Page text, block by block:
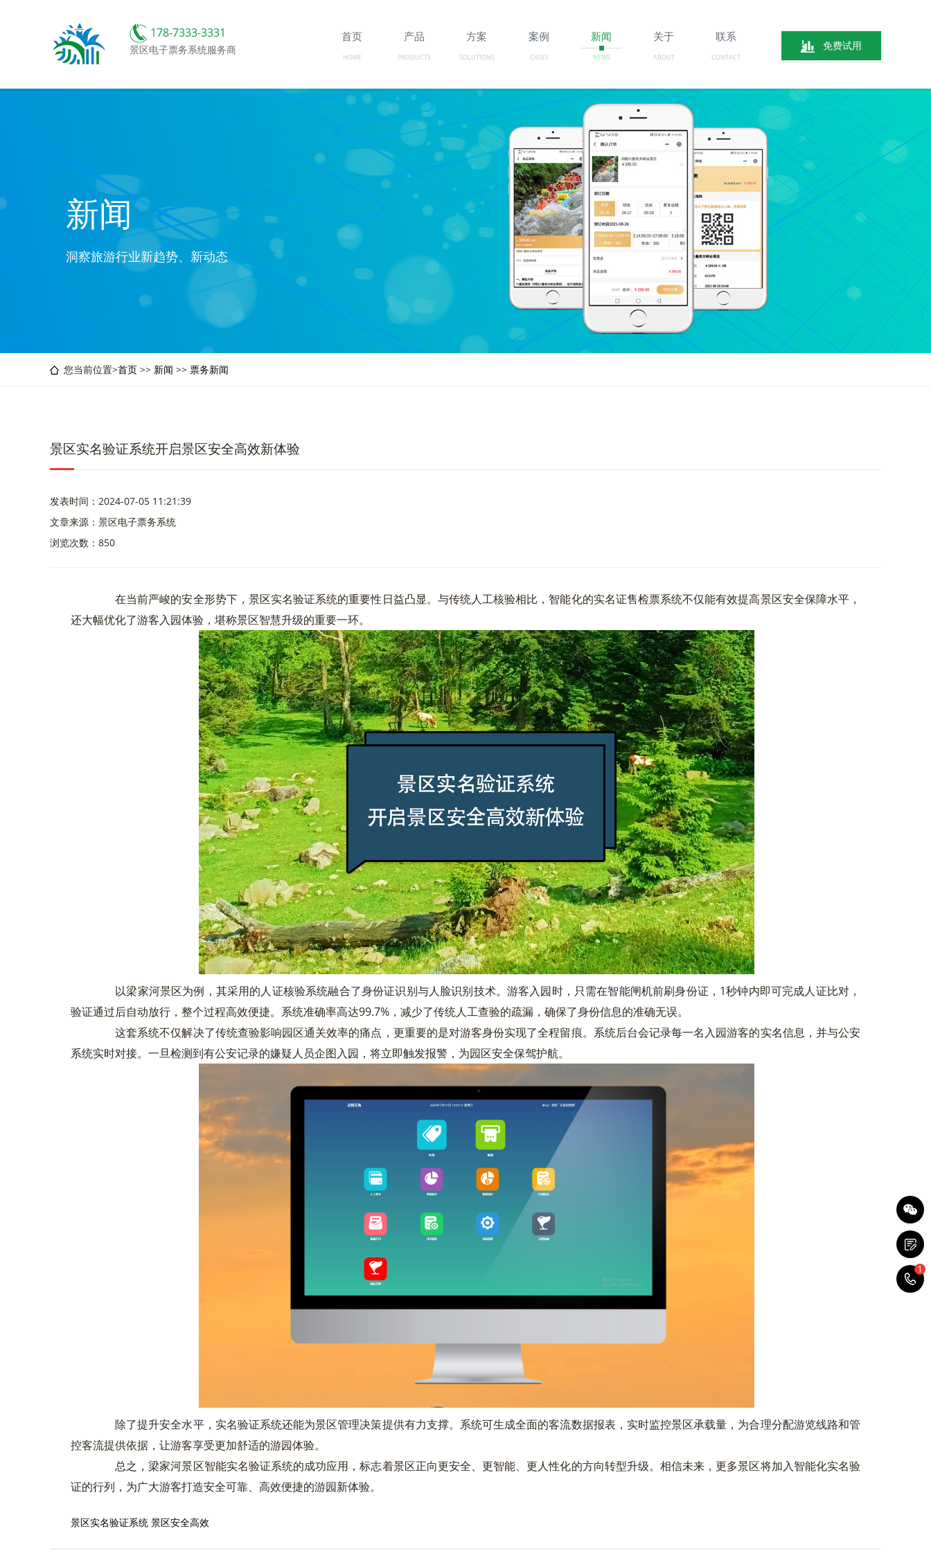
178-7333-3331
景区电子票务系统服务商 免费试用
首页
HOME
产品
PRODUCTS
方案
SOLUTIONS
案例
CASES
新闻
NEWS
关于
ABOUT
联系
CONTACT
新闻
洞察旅游行业新趋势、新动态
您当前位置>首页 >> 新闻 >> 票务新闻
景区实名验证系统开启景区安全高效新体验
发表时间：2024-07-05 11:21:39
文章来源：景区电子票务系统
浏览次数：850
在当前严峻的安全形势下，景区实名验证系统的重要性日益凸显。与传统人工核验相比，智能化的实名证售检票系统不仅能有效提高景区安全保障水平，
还大幅优化了游客入园体验，堪称景区智慧升级的重要一环。
以梁家河景区为例，其采用的人证核验系统融合了身份证识别与人脸识别技术。游客入园时，只需在智能闸机前刷身份证，1秒钟内即可完成人证比对，
验证通过后自动放行，整个过程高效便捷。系统准确率高达99.7%，减少了传统人工查验的疏漏，确保了身份信息的准确无误。
这套系统不仅解决了传统查验影响园区通关效率的痛点，更重要的是对游客身份实现了全程留痕。系统后台会记录每一名入园游客的实名信息，并与公安
系统实时对接。一旦检测到有公安记录的嫌疑人员企图入园，将立即触发报警，为园区安全保驾护航。
除了提升安全水平，实名验证系统还能为景区管理决策提供有力支撑。系统可生成全面的客流数据报表，实时监控景区承载量，为合理分配游览线路和管
控客流提供依据，让游客享受更加舒适的游园体验。
总之，梁家河景区智能实名验证系统的成功应用，标志着景区正向更安全、更智能、更人性化的方向转型升级。相信未来，更多景区将加入智能化实名验
证的行列，为广大游客打造安全可靠、高效便捷的游园新体验。
景区实名验证系统 景区安全高效
1